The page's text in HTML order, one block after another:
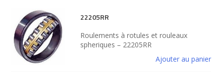
22205RR
Roulements à rotules et rouleaux
spheriques – 22205RR
Ajouter au panier